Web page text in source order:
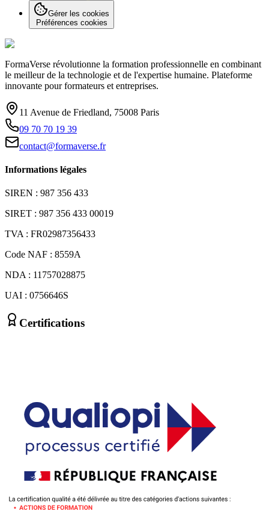
Gérer les cookies
Préférences cookies
FormaVerse révolutionne la formation professionnelle en combinant
le meilleur de la technologie et de l'expertise humaine. Plateforme
innovante pour formateurs et entreprises.
11 Avenue de Friedland, 75008 Paris
09 70 70 19 39
contact@formaverse.fr
Informations légales
SIREN : 987 356 433
SIRET : 987 356 433 00019
TVA : FR02987356433
Code NAF : 8559A
NDA : 11757028875
UAI : 0756646S
Certifications